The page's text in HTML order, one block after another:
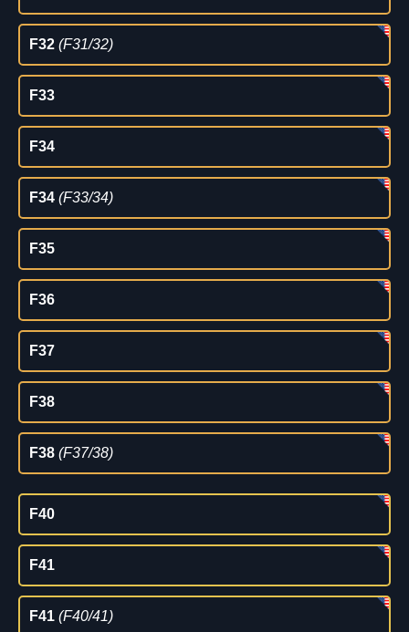
F32 (F31/32)
F33
F34
F34 (F33/34)
F35
F36
F37
F38
F38 (F37/38)
F40
F41
F41 (F40/41)